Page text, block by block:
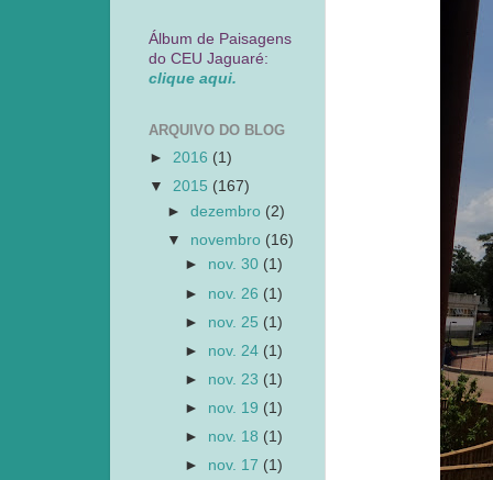
Álbum de Paisagens
do CEU Jaguaré:
clique aqui.
ARQUIVO DO BLOG
► 2016 (1)
▼ 2015 (167)
►dezembro (2)
▼ novembro (16)
► nov. 30 (1)
► nov. 26 (1)
► nov. 25 (1)
► nov. 24 (1)
► nov. 23 (1)
► nov. 19 (1)
► nov. 18 (1)
► nov. 17 (1)